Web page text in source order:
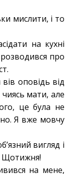
мислити, і то
на кухні
про
оповідь від
чиясь мати, але
це була не
Я вже мовчу
вигляд і
Щотижня!
на мене,